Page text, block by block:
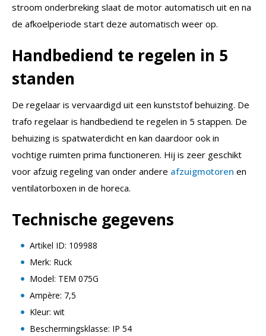
stroom onderbreking slaat de motor automatisch uit en na
de afkoelperiode start deze automatisch weer op.
Handbediend te regelen in 5
standen
De regelaar is vervaardigd uit een kunststof behuizing. De
trafo regelaar is handbediend te regelen in 5 stappen. De
behuizing is spatwaterdicht en kan daardoor ook in
vochtige ruimten prima functioneren. Hij is zeer geschikt
voor afzuig regeling van onder andere afzuigmotoren en
ventilatorboxen in de horeca.
Technische gegevens
Artikel ID: 109988
Merk: Ruck
Model: TEM 075G
Ampère: 7,5
Kleur: wit
Beschermingsklasse: IP 54